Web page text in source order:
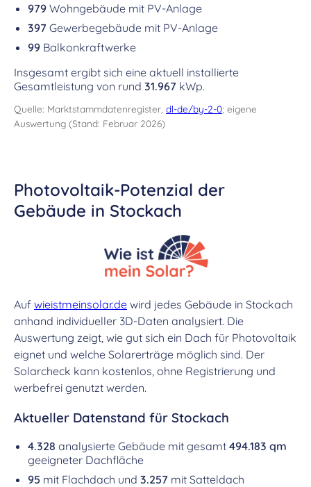
979 Wohngebäude mit PV-Anlage
397 Gewerbegebäude mit PV-Anlage
99 Balkonkraftwerke
Insgesamt ergibt sich eine aktuell installierte
Gesamtleistung von rund 31.967 kWp.
Quelle: Marktstammdatenregister, dl-de/by-2-0; eigene
Auswertung (Stand: Februar 2026)
Photovoltaik-Potenzial der
Gebäude in Stockach
Auf wieistmeinsolar.de wird jedes Gebäude in Stockach
anhand individueller 3D-Daten analysiert. Die
Auswertung zeigt, wie gut sich ein Dach für Photovoltaik
eignet und welche Solarerträge möglich sind. Der
Solarcheck kann kostenlos, ohne Registrierung und
werbefrei genutzt werden.
Aktueller Datenstand für Stockach
4.328 analysierte Gebäude mit gesamt 494.183 qm
geeigneter Dachfläche
95 mit Flachdach und 3.257 mit Satteldach